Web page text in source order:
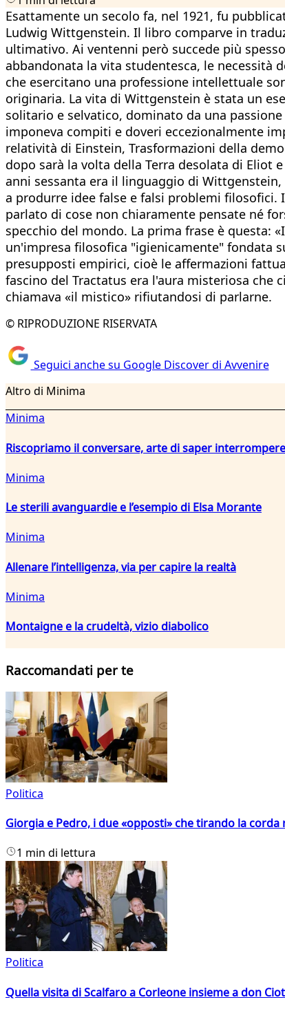
Esattamente un secolo fa, nel 1921, fu
Ludwig Wittgenstein. Il libro comparve in
ultimativo. Ai ventenni però succede più
abbandonata la vita studentesca, le
che esercitano una professione intellettuale
originaria. La vita di Wittgenstein è stata un
solitario e selvatico, dominato da una
imponeva compiti e doveri eccezionalmente
relatività di Einstein, Trasformazioni della
dopo sarà la volta della Terra desolata di Eliot
anni sessanta era il linguaggio di
a produrre idee false e falsi problemi
parlato di cose non chiaramente pensate né
specchio del mondo. La prima frase è questa:
un'impresa filosofica "igienicamente" fondata
presupposti empirici, cioè le affermazioni
fascino del Tractatus era l'aura misteriosa che
chiamava «il mistico» rifiutandosi di parlarne.
© RIPRODUZIONE RISERVATA
Seguici anche su Google Discover di Avvenire
Altro di Minima
Minima
Riscopriamo il conversare, arte di saper interrompere
Minima
Le sterili avanguardie e l’esempio di Elsa Morante
Minima
Allenare l’intelligenza, via per capire la realtà
Minima
Montaigne e la crudeltà, vizio diabolico
Raccomandati per te
Politica
Giorgia e Pedro, i due «opposti» che tirando la
1 min di lettura
Politica
Quella visita di Scalfaro a Corleone insieme a don